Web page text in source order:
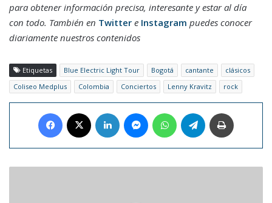
para obtener información precisa, interesante y estar al día
con todo. También en Twitter e Instagram puedes conocer
diariamente nuestros contenidos
Etiquetas Blue Electric Light Tour Bogotá cantante
clásicos
Coliseo Medplus
Colombia Conciertos Lenny Kravitz rock
Facebook LinkedIn MessengerWhatsAppTelegram